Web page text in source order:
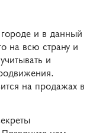
и в данный
на всю страну и
и
на продажах в